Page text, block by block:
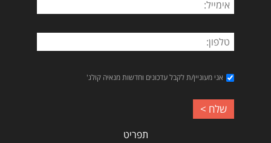
אני מעוניין/ת לקבל עדכונים וחדשות מנאיה קולג'
תפריט